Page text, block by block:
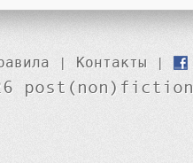
| Контакты |
post(non)fiction